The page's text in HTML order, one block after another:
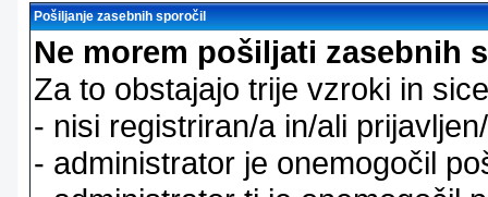
Pošiljanje zasebnih sporočil
Ne morem pošiljati zasebnih
Za to obstajajo trije vzroki in
- nisi registriran/a in/ali
- administrator je onemogočil